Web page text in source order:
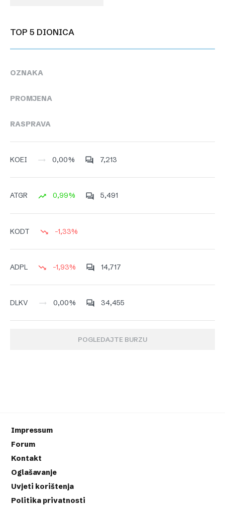
TOP 5 DIONICA
OZNAKA
PROMJENA
RASPRAVA
KOEI 0,00% 7,213
ATGR 0,99% 5,491
KODT -1,33%
ADPL -1,93% 14,717
DLKV 0,00% 34,455
POGLEDAJTE BURZU
Impressum
Forum
Kontakt
Oglašavanje
Uvjeti korištenja
Politika privatnosti